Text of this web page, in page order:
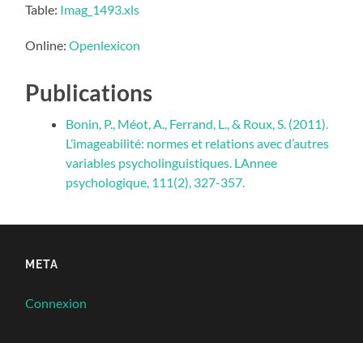
Table: Imag_1493.xls
Online:Openlexicon
Publications
Bonin, P., Méot, A., Ferrand, L., & Roux, S. (2011).
L’imageabilité: normes et relations avec d’autres
variables psycholinguistiques. LAnnee
psychologique, 111(2), 327-357.
META
Connexion